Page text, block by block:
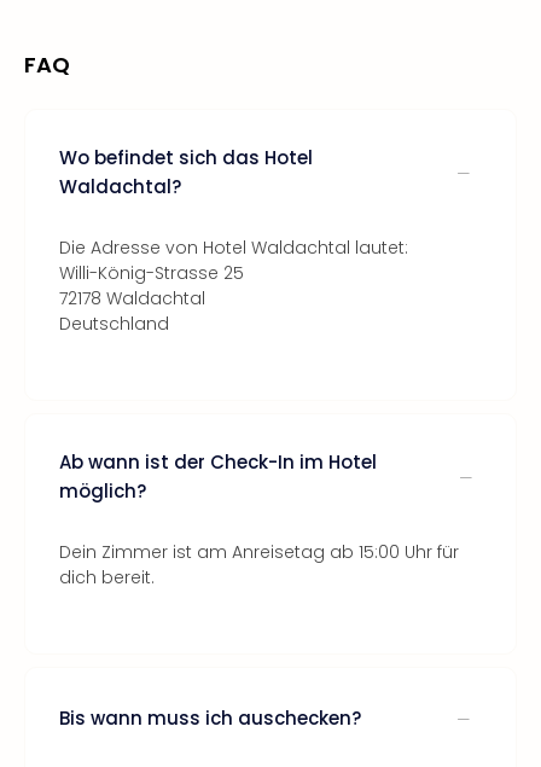
FAQ
Wo befindet sich das Hotel
Waldachtal?
Die Adresse von Hotel Waldachtal lautet:
Willi-König-Strasse 25
72178 Waldachtal
Deutschland
Ab wann ist der Check-In im Hotel
möglich?
Dein Zimmer ist am Anreisetag ab 15:00 Uhr für
dich bereit.
Bis wann muss ich auschecken?